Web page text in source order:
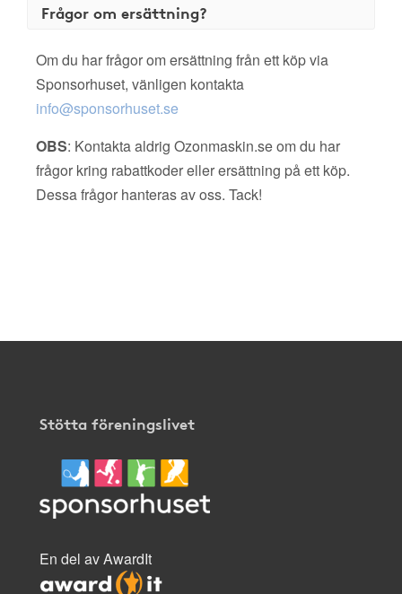
Frågor om ersättning?
Om du har frågor om ersättning från ett köp via
Sponsorhuset, vänligen kontakta
info@sponsorhuset.se
OBS: Kontakta aldrig Ozonmaskin.se om du har
frågor kring rabattkoder eller ersättning på ett köp.
Dessa frågor hanteras av oss. Tack!
Stötta föreningslivet
En del av AwardIt